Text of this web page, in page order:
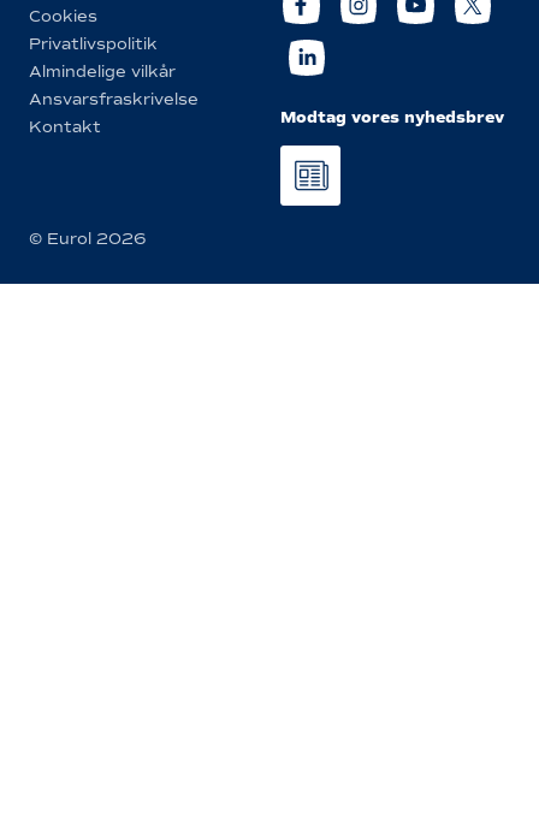
Cookies
Privatlivspolitik
Almindelige vilkår
Ansvarsfraskrivelse
Kontakt
Modtag vores nyhedsbrev
© Eurol 2026